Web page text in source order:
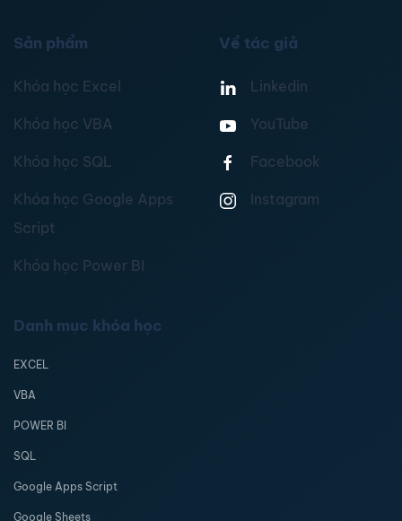
Sản phẩm
Khóa học Excel
Khóa học VBA
Khóa học SQL
Khóa học Google Apps
Script
Khóa học Power BI
Về tác giả
Linkedin
YouTube
Facebook
Instagram
Danh mục khóa học
EXCEL
VBA
POWER BI
SQL
Google Apps Script
Google Sheets